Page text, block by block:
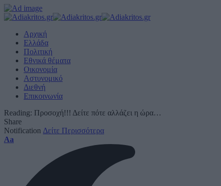
Αρχική
Ελλάδα
Πολιτική
Εθνικά θέματα
Οικονομία
Αστυνομικό
Διεθνή
Επικοινωνία
Reading: Προσοχή!!! Δείτε πότε αλλάζει η ώρα…
Share
Notification Δείτε Περισσότερα
Font
Aa